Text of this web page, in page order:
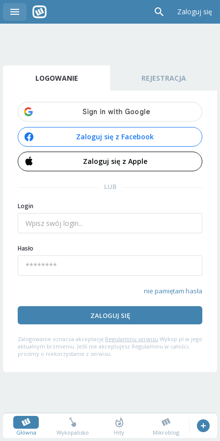
Zaloguj się
LOGOWANIE REJESTRACJA
Zaloguj się z Facebook
Zaloguj się z Apple
LUB
Login
Hasło
nie pamiętam hasła
ZALOGUJ SIĘ
Zalogowanie oznacza akceptację Regulaminu serwisu Wykop.pl w jego
aktualnym brzmieniu. Jeśli nie akceptujesz Regulaminu w całości,
prosimy o niekorzystanie z serwisu.
Główna Wykopalisko Hity Mikroblog